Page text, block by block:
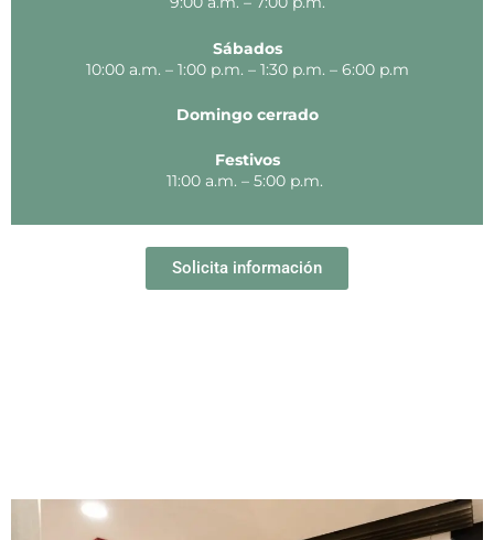
Sábados
10:00 a.m. – 1:00 p.m. – 1:30 p.m. – 6:00 p.m
Domingo cerrado
Festivos
11:00 a.m. – 5:00 p.m.
Solicita información